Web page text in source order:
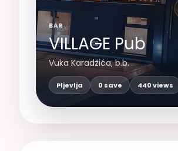
BAR
VILLAGE Pub
Vuka Karadžića, b.b.
Pljevlja 0 save 440 views